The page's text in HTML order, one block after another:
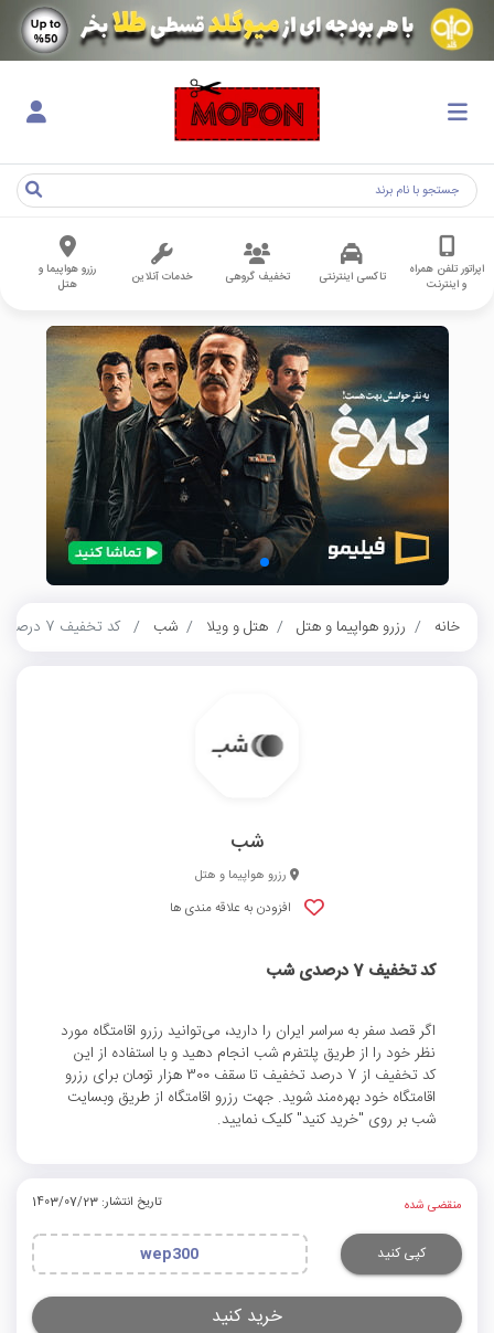
اپراتور تلفن همراه
و اینترنت
تاکسی اینترنتی تخفیف گروهی خدمات آنلاین
رزرو هواپیما و
هتل
خانه رزرو هواپیما و هتل هتل و ویلا شب کد تخفیف 7 درصدی شب
شب
رزرو هواپیما و هتل
افزودن به علاقه مندی ها
کد تخفیف 7 درصدی شب
اگر قصد سفر به سراسر ایران را دارید، ‌می‌توانید رزرو اقامتگاه مورد
نظر خود را از طریق پلتفرم شب انجام دهید و با استفاده از این
کد تخفیف از 7 درصد تخفیف تا سقف 300 هزار تومان برای رزرو
اقامتگاه خود بهره‌مند شوید. جهت رزرو اقامتگاه از طریق وب‍سایت
شب بر روی "خرید کنید" کلیک نمایید.
منقضی شده تاریخ انتشار: 1403/07/23
کپی کنید wep300
خرید کنید